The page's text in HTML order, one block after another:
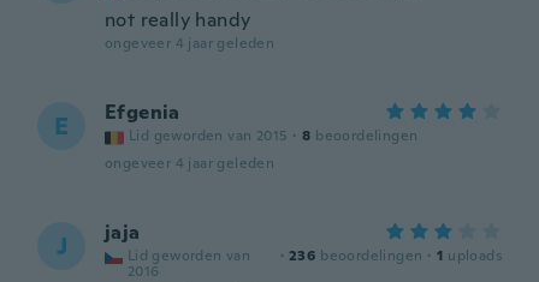
not really handy
ongeveer 4 jaar geleden
E Efgenia
Lid geworden van 2015 · 8 beoordelingen
ongeveer 4 jaar geleden
J jaja
Lid geworden van
2016
· 236 beoordelingen · 1 uploads